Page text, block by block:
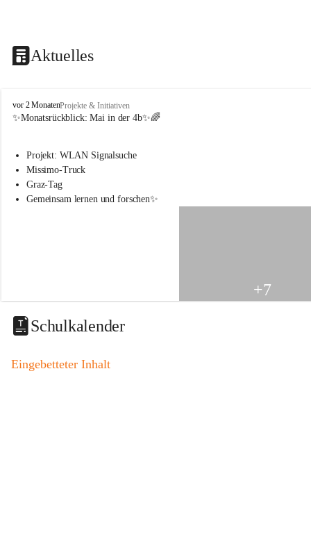
Aktuelles
V
o
s
s
c
i
t
a
o
vor 2 MonatenProjekte & Initiativen
✨Monatsrückblick: Mai in der 4b✨🌈
Projekt: WLAN Signalsuche
Missimo-Truck
Graz-Tag
Gemeinsam lernen und forschen✨
+7
Schulkalender
Eingebetteter Inhalt